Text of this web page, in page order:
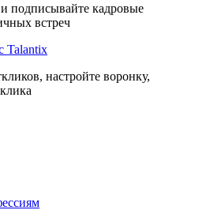
подписывайте кадровые
встреч
Talantix
настройте воронку,